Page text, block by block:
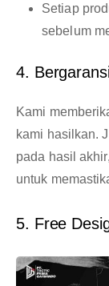
Setiap
sebelum
4.
Kami
kami hasilkan.
pada hasil
untuk
5. Free